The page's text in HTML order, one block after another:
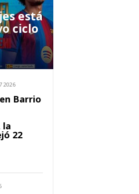
está
ciclo
2026
Barrio
la
22